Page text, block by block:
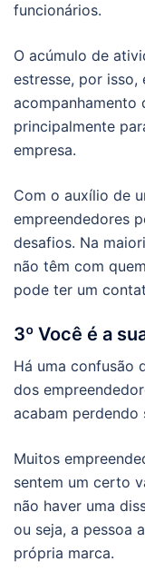
funcionários.
O acúmulo de
estresse, por isso,
acompanhamento
principalmente
empresa.
Com o auxílio de
empreendedores
desafios. Na
não têm com
pode ter um
3º Você é a
Há uma confusão
dos
acabam perdendo
Muitos
sentem um certo
não haver uma
ou seja, a pessoa
própria marca.